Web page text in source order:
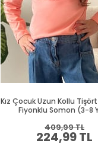
Kız Çocuk Uzun Kollu
Fiyonklu Somon (3-8
224,99 TL
409,99 TL